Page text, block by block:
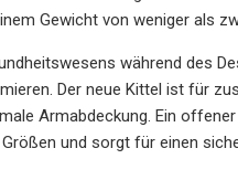
Gewicht von weniger als
während des
Der neue Kittel ist für
Armabdeckung. Ein
und sorgt für einen